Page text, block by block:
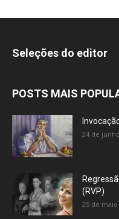
Seleções do editor
POSTS MAIS
24 de
(RVP)
25 de maio